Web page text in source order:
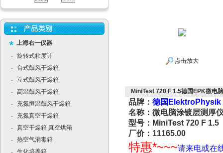
上海右一仪器
·
旋转式粘度计
·
台式鼓风干燥箱
·
立式鼓风干燥箱
·
高温鼓风干燥箱
·
充氮恒温鼓风干燥箱
·
充氮真空干燥箱
·
真空干燥箱 真空烘箱
·
热空气消毒箱
生化培养箱
点击放大
MiniTest 720 F 1.5德国EPK微电
品牌： 德国ElektroPhysik
名称：微电脑涂镀层测厚
型号：MiniTest 720 F 1.5
厂价：11165.00
特惠*~~~请来电或在